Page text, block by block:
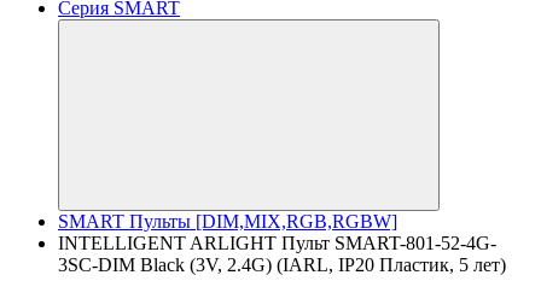
Серия SMART
SMART Пульты [DIM,MIX,RGB,RGBW]
INTELLIGENT ARLIGHT Пульт SMART-801-52-4G-
3SC-DIM Black (3V, 2.4G) (IARL, IP20 Пластик, 5 лет)